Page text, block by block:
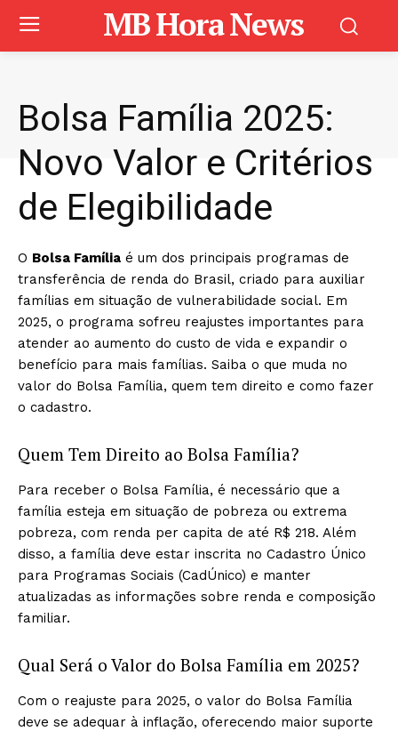
MB Hora News
Bolsa Família 2025:
Novo Valor e Critérios
de Elegibilidade
O Bolsa Família é um dos principais programas de
transferência de renda do Brasil, criado para auxiliar
famílias em situação de vulnerabilidade social. Em
2025, o programa sofreu reajustes importantes para
atender ao aumento do custo de vida e expandir o
benefício para mais famílias. Saiba o que muda no
valor do Bolsa Família, quem tem direito e como fazer
o cadastro.
Quem Tem Direito ao Bolsa Família?
Para receber o Bolsa Família, é necessário que a
família esteja em situação de pobreza ou extrema
pobreza, com renda per capita de até R$ 218. Além
disso, a família deve estar inscrita no Cadastro Único
para Programas Sociais (CadÚnico) e manter
atualizadas as informações sobre renda e composição
familiar.
Qual Será o Valor do Bolsa Família em 2025?
Com o reajuste para 2025, o valor do Bolsa Família
deve se adequar à inflação, oferecendo maior suporte